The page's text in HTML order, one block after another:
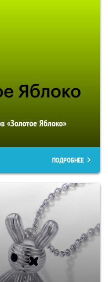
«Золотое Яблоко»
ПОДРОБНЕЕ